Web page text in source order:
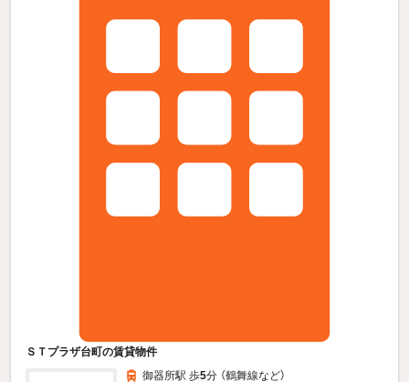
ＳＴプラザ台町の賃貸物件
御器所駅 歩5分 （鶴舞線など）